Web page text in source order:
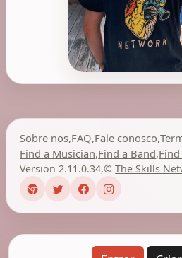
Sobre nos,FAQ,Fale conosco,
Find a Musician,Find a Band,
Version 2.11.0.34,©The Skills